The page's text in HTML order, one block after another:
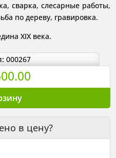
сварка, слесарные работы,
по дереву, гравировка.
XIX века.
000267
в цену?